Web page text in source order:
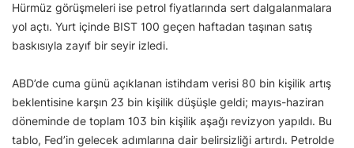
Hürmüz görüşmeleri ise petrol fiyatlarında sert dalgalanmalara
yol açtı. Yurt içinde BIST 100 geçen haftadan taşınan satış
baskısıyla zayıf bir seyir izledi.
ABD’de cuma günü açıklanan istihdam verisi 80 bin kişilik artış
beklentisine karşın 23 bin kişilik düşüşle geldi; mayıs-haziran
döneminde de toplam 103 bin kişilik aşağı revizyon yapıldı. Bu
tablo, Fed’in gelecek adımlarına dair belirsizliği artırdı. Petrolde